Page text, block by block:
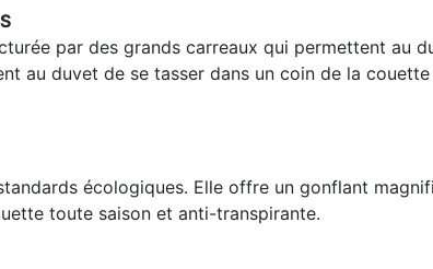
par des grands carreaux qui permettent au
au duvet de se tasser dans un coin de la
écologiques. Elle offre un gonflant
toute saison et anti-transpirante.